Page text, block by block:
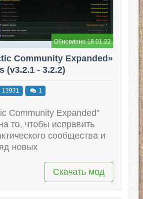
Обновлено 18.01.22
Community Expanded»
(v3.2.1 - 3.2.2)
13931 1
Community Expanded"
то, чтобы исправить
сообщества и
новых
Скачать мод